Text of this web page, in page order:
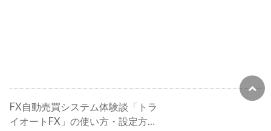
FX自動売買システム体験談「トラ
イオートFX」の使い方・設定方